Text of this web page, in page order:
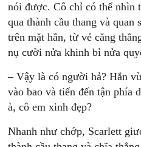
nói được. Cô chỉ có thể nhìn
qua thành cầu thang và quan
trên mặt hắn, từ vẻ căng
nụ cười nửa khinh bỉ nửa
– Vậy là có người hả? Hắn
vào bao và tiến đến tận
à, cô em xinh đẹp?
Nhanh như chớp, Scarlett